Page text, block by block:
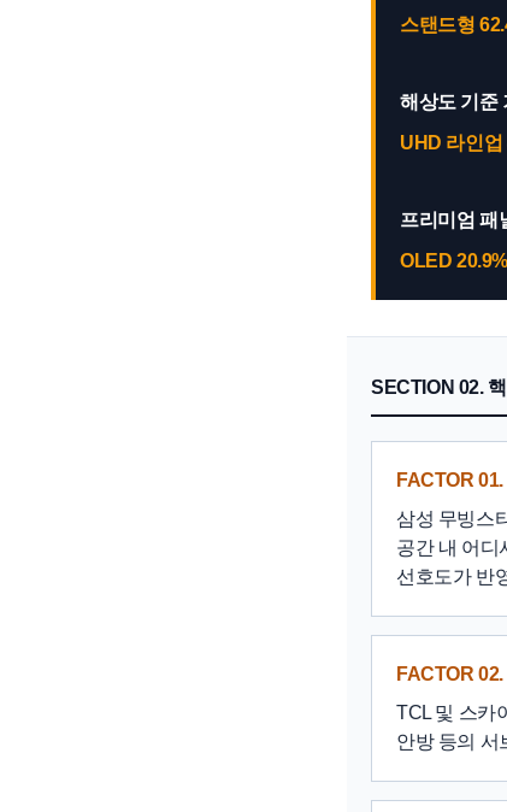
스탠드형
해상도 기준
UHD 라인업
프리미엄 패
OLED 20.9%
SECTION 02.
FACTOR
삼성 무빙스
공간 내 어디
선호도가 반
FACTOR
TCL 및 스카
안방 등의 서